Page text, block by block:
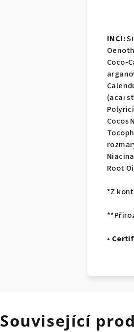
INCI:
Coco-
(acai
Cocos
Root
*Z
•
Související